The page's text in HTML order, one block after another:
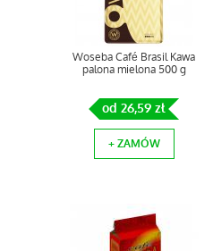
Woseba Café Brasil Kawa
palona mielona 500 g
od 26,59 zł
+ ZAMÓW